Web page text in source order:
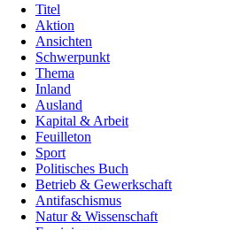
Titel
Aktion
Ansichten
Schwerpunkt
Thema
Inland
Ausland
Kapital & Arbeit
Feuilleton
Sport
Politisches Buch
Betrieb & Gewerkschaft
Antifaschismus
Natur & Wissenschaft